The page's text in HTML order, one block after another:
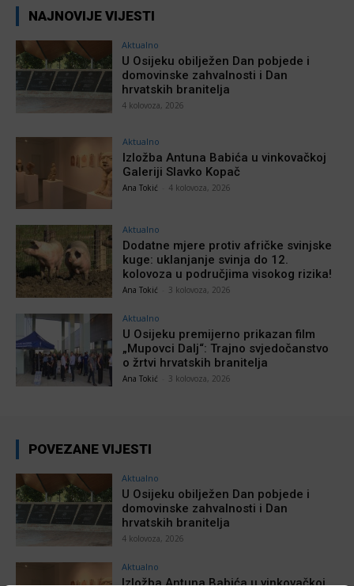
NAJNOVIJE VIJESTI
Aktualno
U Osijeku obilježen Dan pobjede i
domovinske zahvalnosti i Dan
hrvatskih branitelja
4 kolovoza, 2026
Aktualno
Izložba Antuna Babića u vinkovačkoj
Galeriji Slavko Kopač
Ana Tokić 4 kolovoza, 2026
Aktualno
Dodatne mjere protiv afričke svinjske
kuge: uklanjanje svinja do 12.
kolovoza u područjima visokog rizika!
Ana Tokić 3 kolovoza, 2026
Aktualno
U Osijeku premijerno prikazan film
„Mupovci Dalj“: Trajno svjedočanstvo
o žrtvi hrvatskih branitelja
Ana Tokić 3 kolovoza, 2026
POVEZANE VIJESTI
Aktualno
U Osijeku obilježen Dan pobjede i
domovinske zahvalnosti i Dan
hrvatskih branitelja
4 kolovoza, 2026
Aktualno
Izložba Antuna Babića u vinkovačkoj